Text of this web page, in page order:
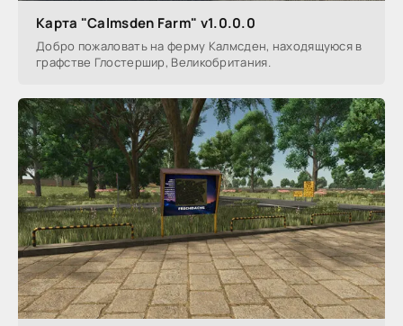
Карта "Calmsden Farm" v1.0.0.0
Добро пожаловать на ферму Калмсден, находящуюся в
графстве Глостершир, Великобритания.